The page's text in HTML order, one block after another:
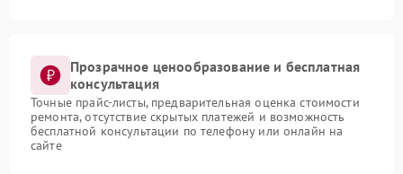
Прозрачное ценообразование и бесплатная
консультация
Точные прайс-листы, предварительная оценка стоимости
ремонта, отсутствие скрытых платежей и возможность
бесплатной консультации по телефону или онлайн на
сайте